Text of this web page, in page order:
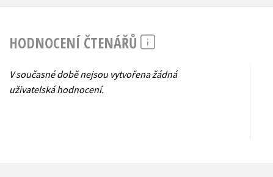
HODNOCENÍ ČTENÁŘŮ
V současné době nejsou vytvořena žádná
uživatelská hodnocení.